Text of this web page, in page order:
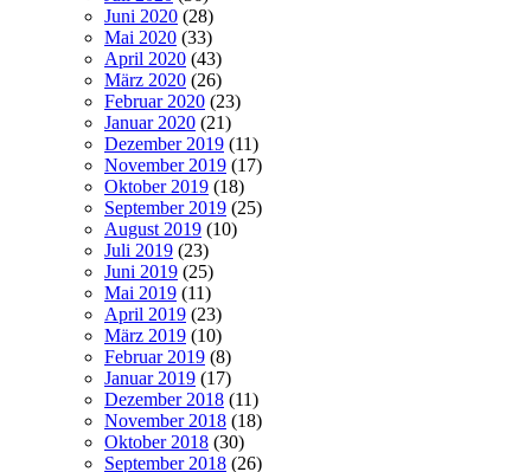
Juni 2020 (28)
Mai 2020 (33)
April 2020 (43)
März 2020 (26)
Februar 2020 (23)
Januar 2020 (21)
Dezember 2019 (11)
November 2019 (17)
Oktober 2019 (18)
September 2019 (25)
August 2019 (10)
Juli 2019 (23)
Juni 2019 (25)
Mai 2019 (11)
April 2019 (23)
März 2019 (10)
Februar 2019 (8)
Januar 2019 (17)
Dezember 2018 (11)
November 2018 (18)
Oktober 2018 (30)
September 2018 (26)